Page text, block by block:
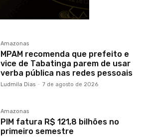
Amazonas
MPAM recomenda que prefeito e
vice de Tabatinga parem de usar
verba pública nas redes pessoais
Ludmila Dias - 7 de agosto de 2026
Amazonas
PIM fatura R$ 121,8 bilhões no
primeiro semestre